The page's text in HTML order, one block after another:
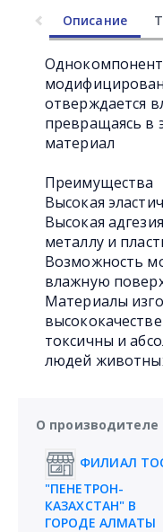
Описание
отверждается
превращаясь в
материал
Преимущества
Высокая
Высокая
металлу и
Возможность
влажную
Материалы
токсичны и
людей
О производителе
ФИЛИАЛ
"ПЕНЕТРОН-
КАЗАХСТАН" В
ГОРОДЕ АЛМАТЫ